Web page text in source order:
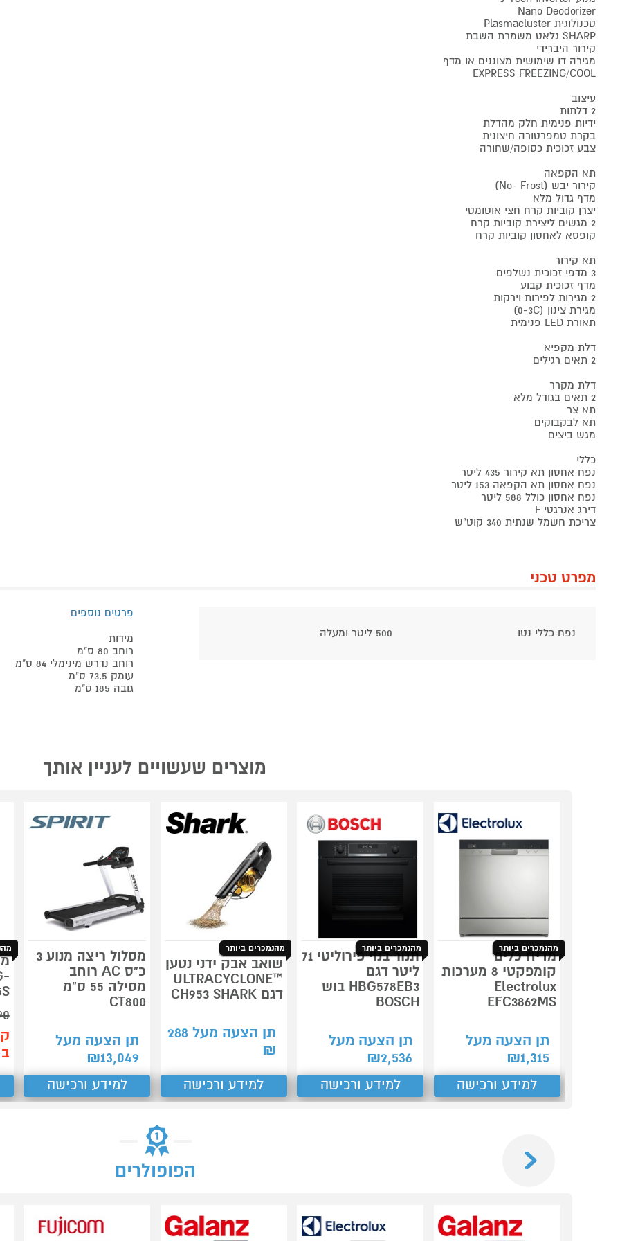
Nano Deodorizer
טכנולוגית Plasmacluster
SHARP גלאט משמרת השבת
קירור היברידי
מגירה דו שימושית מצוננים או מדף
EXPRESS FREEZING/COOL
עיצוב
2 דלתות
ידיות פנימית חלק מהדלת
בקרת טמפרטורה חיצונית
צבע זכוכית כסופה/שחורה
תא הקפאה
קירור יבש (No- Frost)
מדף גדול מלא
יצרן קוביות קרח חצי אוטומטי
2 מגשים ליצירת קוביות קרח
קופסא לאחסון קוביות קרח
תא קירור
3 מדפי זכוכית נשלפים
מדף זכוכית קבוע
2 מגירות לפירות וירקות
מגירת צינון (0-3C)
תאורת LED פנימית
דלת מקפיא
2 תאים רגילים
דלת מקרר
2 תאים בגודל מלא
תא צר
תא לבקבוקים
מגש ביצים
כללי
נפח אחסון תא קירור 435 ליטר
נפח אחסון תא הקפאה 153 ליטר
נפח אחסון כולל 588 ליטר
דירג אנרגטי F
צריכת חשמל שנתית 340 קוט"ש
מפרט טכני
נפח כללי נטו 500 ליטר ומעלה
פרטים נוספים
מידות
רוחב 80 ס"מ
רוחב נדרש מינימלי 84 ס"מ
עומק 73.5 ס"מ
גובה 185 ס"מ
מוצרים שעשויים לעניין אותך
מהנמכרים ביותר
מדיח כלים
קומפקטי 8 מערכות
Electrolux
EFC3862MS
תן הצעה מעל
1,315
₪
למידע ורכישה
מהנמכרים ביותר
תנור בנוי פירוליטי 71
ליטר דגם
HBG578EB3 בוש
BOSCH
תן הצעה מעל
2,536
₪
למידע ורכישה
מהנמכרים ביותר
שואב אבק ידני נטען
™ULTRACYCLONE
דגם CH953 SHARK
תן הצעה מעל288
₪
למידע ורכישה
מסלול ריצה מנוע 3
כ"ס AC רוחב
מסילה 55 ס"מ
CT800
תן הצעה מעל
13,049
₪
למידע ורכישה
ב-
הפופולרים